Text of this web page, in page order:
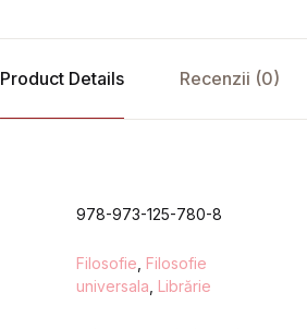
Product Details Recenzii (0)
978-973-125-780-8
Filosofie Filosofie
universala Librărie